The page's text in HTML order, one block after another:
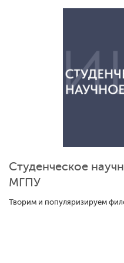
Студенческое
МГПУ
Творим и популяризируем